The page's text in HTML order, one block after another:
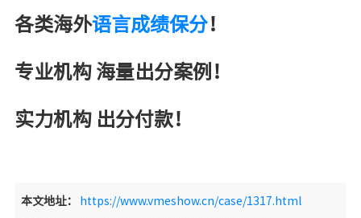
各类海外语言成绩保分！
专业机构 海量出分案例！
实力机构 出分付款！
本文地址： https://www.vmeshow.cn/case/1317.html